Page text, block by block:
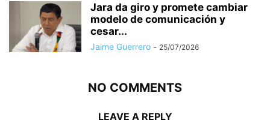
Jara da giro y promete cambiar
modelo de comunicación y
cesar...
Jaime Guerrero - 25/07/2026
NO COMMENTS
LEAVE A REPLY